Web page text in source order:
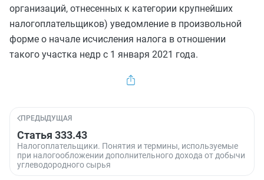
организаций, отнесенных к категории крупнейших
налогоплательщиков) уведомление в произвольной
форме о начале исчисления налога в отношении
такого участка недр с 1 января 2021 года.
ПРЕДЫДУЩАЯ
Статья 333.43
Налогоплательщики. Понятия и термины, используемые
при налогообложении дополнительного дохода от добычи
углеводородного сырья